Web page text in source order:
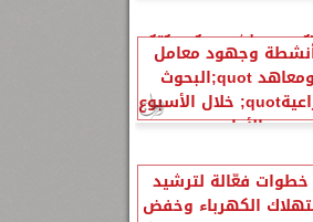
الزراعةquot; تنشر تقريرًا
وجهود معامل
ومعاهد quot;البحوث
الزراعيةquot; خلال الأسبوع
الأول...
6 خطوات فعّالة لترشيد
الكهرباء وخفض